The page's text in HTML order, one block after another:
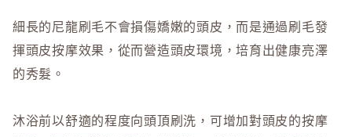
細長的尼龍刷毛不會損傷嬌嫩的頭皮，而是通過刷毛發
揮頭皮按摩效果，從而營造頭皮環境，培育出健康亮澤
的秀髮。
沐浴前以舒適的程度向頭頂刷洗，可增加對頭皮的按摩